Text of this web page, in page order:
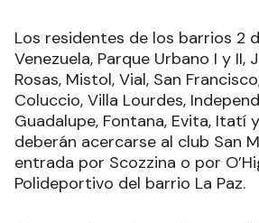
Los residentes de los barrios 2
Venezuela, Parque Urbano I y II,
Rosas, Mistol, Vial, San
Coluccio, Villa Lourdes,
Guadalupe, Fontana, Evita, Itatí
deberán acercarse al club San
entrada por Scozzina o por
Polideportivo del barrio La Paz.